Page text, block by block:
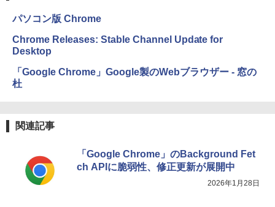
パソコン版 Chrome
Chrome Releases: Stable Channel Update for
Desktop
「Google Chrome」Google製のWebブラウザー - 窓の
杜
関連記事
「Google Chrome」のBackground Fet
ch APIに脆弱性、修正更新が展開中
2026年1月28日